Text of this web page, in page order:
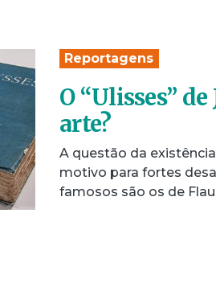
Reportagens
O “Ulisses”
arte?
A questão da
motivo para fortes
famosos são os de